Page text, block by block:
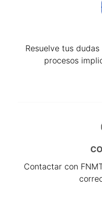
Resuelve tus
procesos
Contactar con